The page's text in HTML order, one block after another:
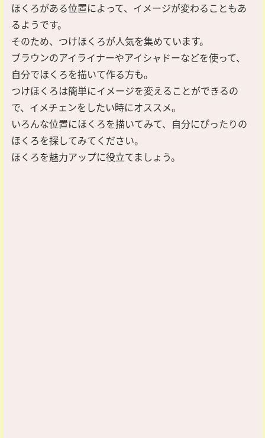
ほくろがある位置によって、イメージが変わることもあ
るようです。
そのため、つけほくろが人気を集めています。
ブラウンのアイライナーやアイシャドーなどを使って、
自分でほくろを描いて作る方も。
つけほくろは簡単にイメージを変えることができるの
で、イメチェンをしたい時にオススメ。
いろんな位置にほくろを描いてみて、自分にぴったりの
ほくろを探してみてください。
ほくろを魅力アップに役立てましょう。